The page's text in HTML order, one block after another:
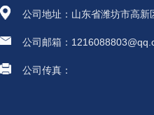
公司地址：山东省潍坊市高
公司邮箱：
公司传真：